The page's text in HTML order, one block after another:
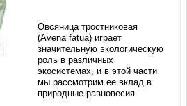
Овсяница тростниковая
(Avena fatua) играет
значительную экологическую
роль в различных
экосистемах, и в этой части
мы рассмотрим ее вклад в
природные равновесия.